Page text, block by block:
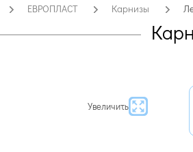
ЕВРОПЛАСТ Карнизы
Увеличить